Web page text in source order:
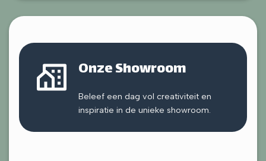
Onze Showroom
Beleef een dag vol creativiteit en
inspiratie in de unieke showroom.